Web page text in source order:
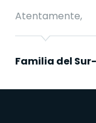
Atentamente,
Familia del